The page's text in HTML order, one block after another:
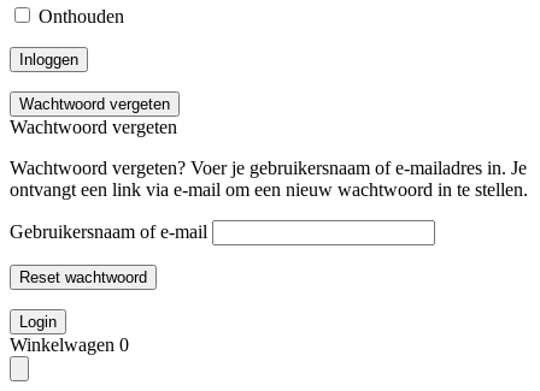
Onthouden
Inloggen
Wachtwoord vergeten
Wachtwoord vergeten
Wachtwoord vergeten? Voer je gebruikersnaam of e-mailadres in. Je
ontvangt een link via e-mail om een nieuw wachtwoord in te stellen.
Gebruikersnaam of e-mail
Reset wachtwoord
Login
Winkelwagen 0